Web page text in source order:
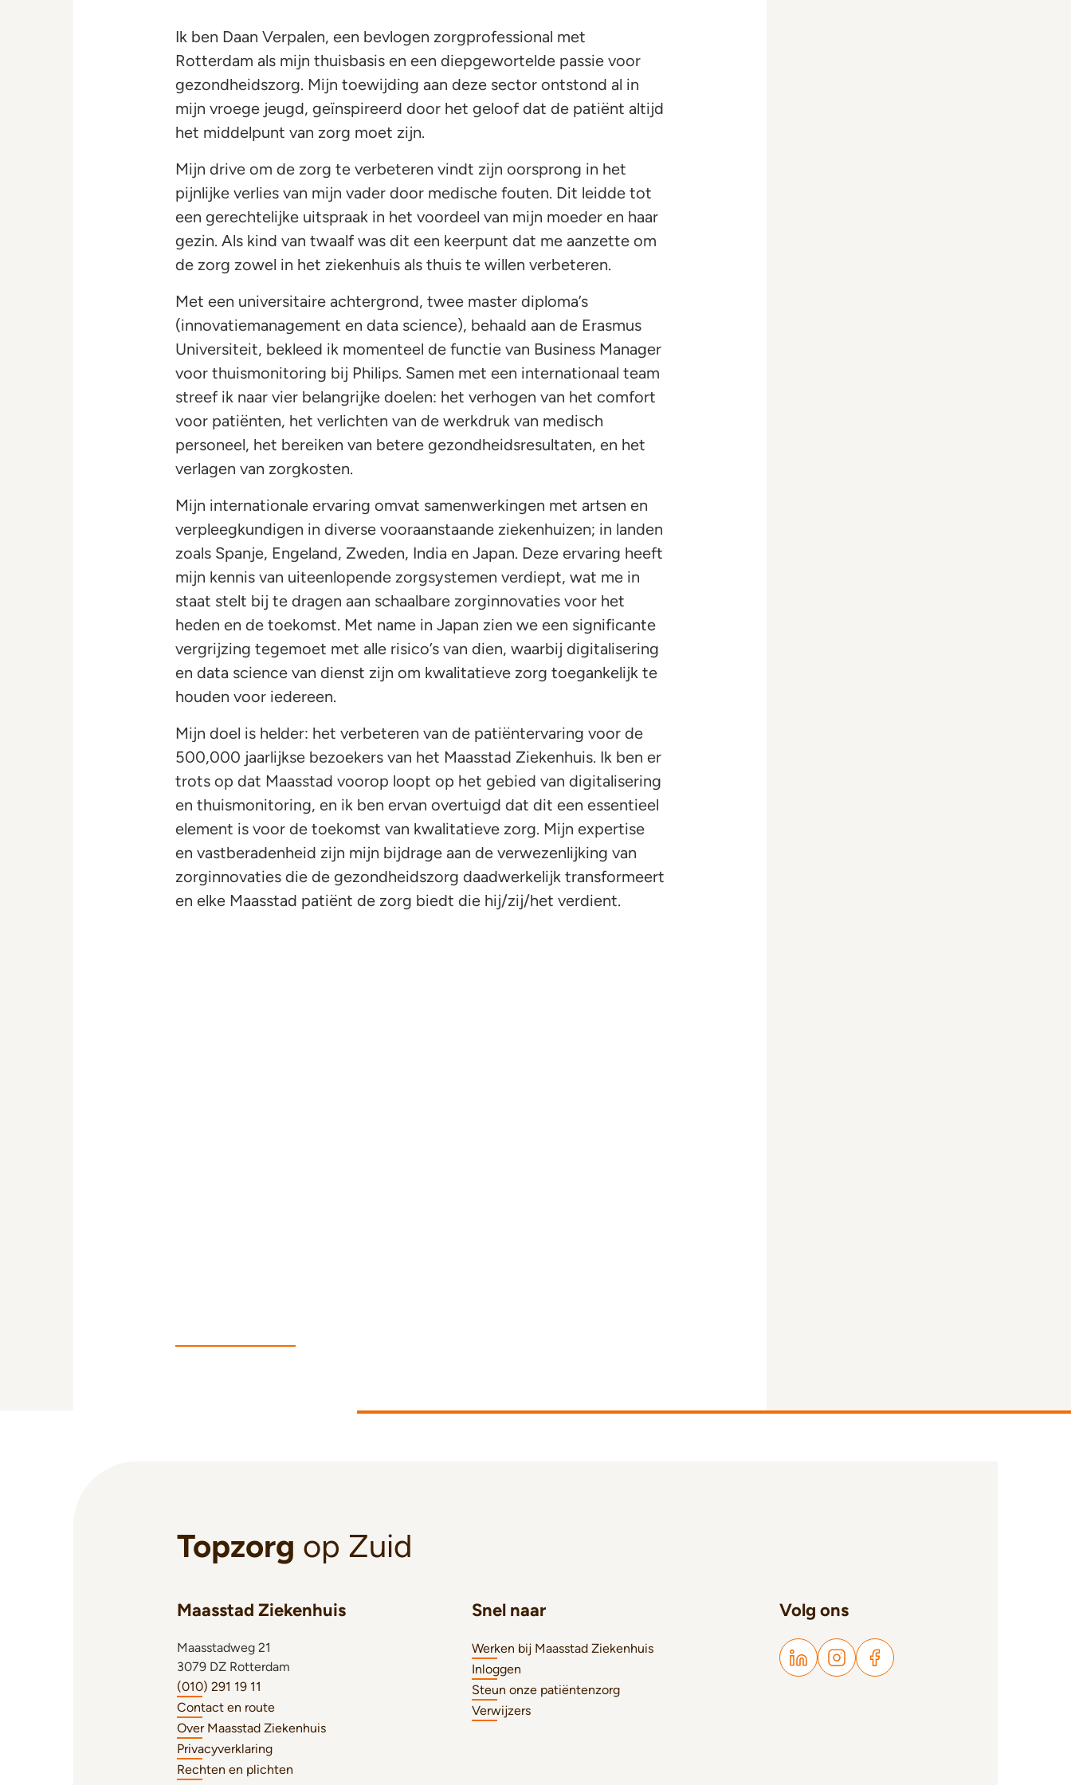
Ik ben Daan Verpalen, een bevlogen zorgprofessional met
Rotterdam als mijn thuisbasis en een diepgewortelde passie voor
gezondheidszorg. Mijn toewijding aan deze sector ontstond al in
mijn vroege jeugd, geïnspireerd door het geloof dat de patiënt altijd
het middelpunt van zorg moet zijn.
Mijn drive om de zorg te verbeteren vindt zijn oorsprong in het
pijnlijke verlies van mijn vader door medische fouten. Dit leidde tot
een gerechtelijke uitspraak in het voordeel van mijn moeder en haar
gezin. Als kind van twaalf was dit een keerpunt dat me aanzette om
de zorg zowel in het ziekenhuis als thuis te willen verbeteren.
Met een universitaire achtergrond, twee master diploma’s
(innovatiemanagement en data science), behaald aan de Erasmus
Universiteit, bekleed ik momenteel de functie van Business Manager
voor thuismonitoring bij Philips. Samen met een internationaal team
streef ik naar vier belangrijke doelen: het verhogen van het comfort
voor patiënten, het verlichten van de werkdruk van medisch
personeel, het bereiken van betere gezondheidsresultaten, en het
verlagen van zorgkosten.
Mijn internationale ervaring omvat samenwerkingen met artsen en
verpleegkundigen in diverse vooraanstaande ziekenhuizen; in landen
zoals Spanje, Engeland, Zweden, India en Japan. Deze ervaring heeft
mijn kennis van uiteenlopende zorgsystemen verdiept, wat me in
staat stelt bij te dragen aan schaalbare zorginnovaties voor het
heden en de toekomst. Met name in Japan zien we een significante
vergrijzing tegemoet met alle risico’s van dien, waarbij digitalisering
en data science van dienst zijn om kwalitatieve zorg toegankelijk te
houden voor iedereen.
Mijn doel is helder: het verbeteren van de patiëntervaring voor de
500,000 jaarlijkse bezoekers van het Maasstad Ziekenhuis. Ik ben er
trots op dat Maasstad voorop loopt op het gebied van digitalisering
en thuismonitoring, en ik ben ervan overtuigd dat dit een essentieel
element is voor de toekomst van kwalitatieve zorg. Mijn expertise
en vastberadenheid zijn mijn bijdrage aan de verwezenlijking van
zorginnovaties die de gezondheidszorg daadwerkelijk transformeert
en elke Maasstad patiënt de zorg biedt die hij/zij/het verdient.
Topzorg op Zuid
Maasstad Ziekenhuis
Maasstadweg 21
3079 DZ Rotterdam
(010) 291 19 11
Contact en route
Over Maasstad Ziekenhuis
Privacyverklaring
Rechten en plichten
Snel naar
Werken bij Maasstad Ziekenhuis
Inloggen
Steun onze patiëntenzorg
Verwijzers
Volg ons